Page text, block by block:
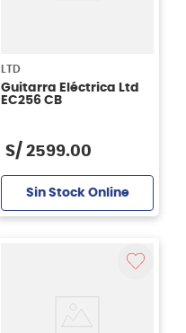
LTD
Guitarra Eléctrica Ltd
EC256 CB
S/ 2599.00
Sin Stock Online